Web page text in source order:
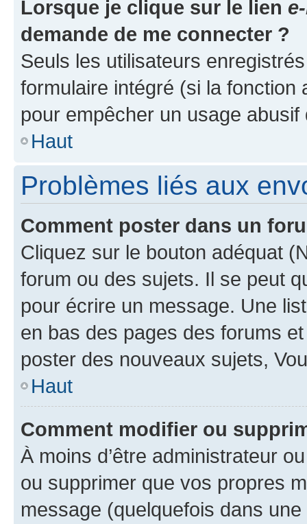
Lorsque je clique sur le lien
demande de me connecter ?
Seuls les utilisateurs
formulaire intégré (si la fonction
pour empêcher un usage
Haut
Problèmes liés aux
Comment poster dans un
Cliquez sur le bouton adéquat
forum ou des sujets. Il se peut
pour écrire un message. Une
en bas des pages des forums
poster des nouveaux sujets,
Haut
Comment modifier ou
À moins d’être administrateur
ou supprimer que vos propres
message (quelquefois dans